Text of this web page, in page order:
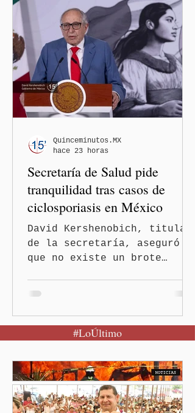
los solicitantes, mientras
Washington busca cerrar el
paso al llamado “turismo de
nacimiento” y reforzar los
controles migratorios.
Secretaría de Salud pide
tranquilidad tras casos de
ciclosporiasis en México
David Kershenobich, titular
de la secretaría, aseguró
que no existe un brote
secretario de Salud
federal, David Kershenobich
exista un brote activo de
ciclosporiasis en México,
luego del incremento de
casos registrado en Estados
Quinceminutos.MX
hace 23 horas
#LoÚltimo